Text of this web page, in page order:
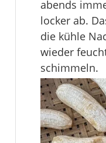
abends
locker ab.
die kühle
wieder
schimmeln.